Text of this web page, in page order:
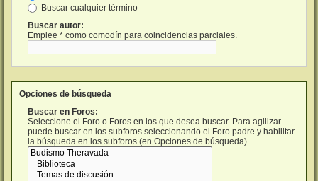
Buscar cualquier término
Buscar autor:
Emplee * como comodín para coincidencias parciales.
Opciones de búsqueda
Buscar en Foros:
Seleccione el Foro o Foros en los que desea buscar. Para agilizar
puede buscar en los subforos seleccionando el Foro padre y habilitar
la búsqueda en los subforos (en Opciones de búsqueda).